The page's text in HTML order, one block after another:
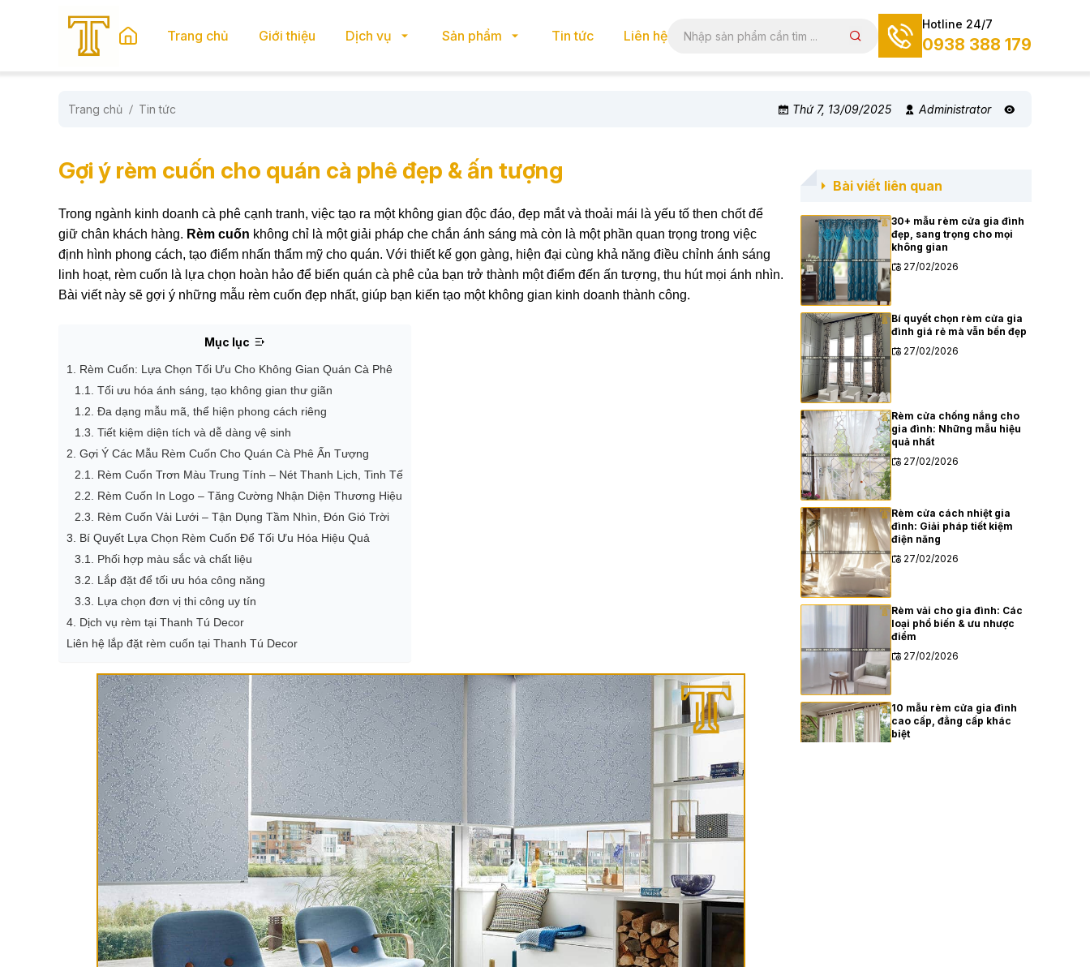
Trang chủ Giới thiệu Dịch vụ Sản phẩm Tin tức Liên hệ
Hotline 24/7
0938 388 179
Trang chủ Tin tức Thứ 7, 13/09/2025 Administrator
Gợi ý rèm cuốn cho quán cà phê đẹp & ấn tượng
Trong ngành kinh doanh cà phê cạnh tranh, việc tạo ra một không gian độc đáo, đẹp mắt và thoải mái là yếu tố then chốt để
giữ chân khách hàng. Rèm cuốn không chỉ là một giải pháp che chắn ánh sáng mà còn là một phần quan trọng trong việc
định hình phong cách, tạo điểm nhấn thẩm mỹ cho quán. Với thiết kế gọn gàng, hiện đại cùng khả năng điều chỉnh ánh sáng
linh hoạt, rèm cuốn là lựa chọn hoàn hảo để biến quán cà phê của bạn trở thành một điểm đến ấn tượng, thu hút mọi ánh nhìn.
Bài viết này sẽ gợi ý những mẫu rèm cuốn đẹp nhất, giúp bạn kiến tạo một không gian kinh doanh thành công.
Mục lục
1. Rèm Cuốn: Lựa Chọn Tối Ưu Cho Không Gian Quán Cà Phê
1.1. Tối ưu hóa ánh sáng, tạo không gian thư giãn
1.2. Đa dạng mẫu mã, thể hiện phong cách riêng
1.3. Tiết kiệm diện tích và dễ dàng vệ sinh
2. Gợi Ý Các Mẫu Rèm Cuốn Cho Quán Cà Phê Ấn Tượng
2.1. Rèm Cuốn Trơn Màu Trung Tính – Nét Thanh Lịch, Tinh Tế
2.2. Rèm Cuốn In Logo – Tăng Cường Nhận Diện Thương Hiệu
2.3. Rèm Cuốn Vải Lưới – Tận Dụng Tầm Nhìn, Đón Gió Trời
3. Bí Quyết Lựa Chọn Rèm Cuốn Để Tối Ưu Hóa Hiệu Quả
3.1. Phối hợp màu sắc và chất liệu
3.2. Lắp đặt để tối ưu hóa công năng
3.3. Lựa chọn đơn vị thi công uy tín
4. Dịch vụ rèm tại Thanh Tú Decor
Liên hệ lắp đặt rèm cuốn tại Thanh Tú Decor
Bài viết liên quan
30+ mẫu rèm cửa gia đình
đẹp, sang trọng cho mọi
không gian
27/02/2026
Bí quyết chọn rèm cửa gia
đình giá rẻ mà vẫn bền đẹp
27/02/2026
Rèm cửa chống nắng cho
gia đình: Những mẫu hiệu
quả nhất
27/02/2026
Rèm cửa cách nhiệt gia
đình: Giải pháp tiết kiệm
điện năng
27/02/2026
Rèm vải cho gia đình: Các
loại phổ biến & ưu nhược
điểm
27/02/2026
10 mẫu rèm cửa gia đình
cao cấp, đẳng cấp khác
biệt